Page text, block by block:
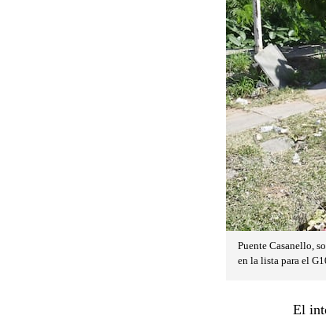
Puente Casanello,
en la lista para el
El